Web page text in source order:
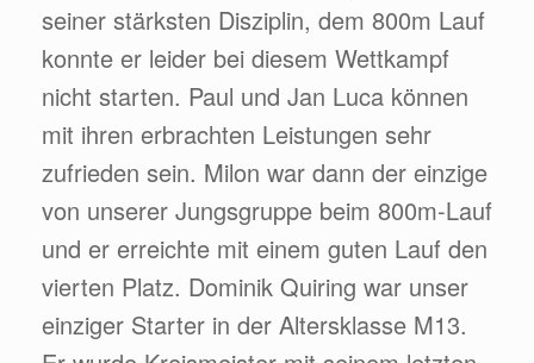
seiner stärksten Disziplin, dem 800m Lauf
konnte er leider bei diesem Wettkampf
nicht starten. Paul und Jan Luca können
mit ihren erbrachten Leistungen sehr
zufrieden sein. Milon war dann der einzige
von unserer Jungsgruppe beim 800m-Lauf
und er erreichte mit einem guten Lauf den
vierten Platz. Dominik Quiring war unser
einziger Starter in der Altersklasse M13.